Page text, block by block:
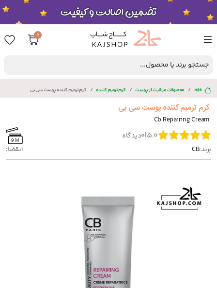
0
جستجو برند یا محصول...
خانه محصولات مراقبت از پوست کرم ترمیم کننده کرم ترمیم کننده پوست سی بی
کرم ترمیم کننده پوست سی بی
Cb Repairing Cream
5.0
|
0دیدگاه 9 M
برند:CB انقضا: